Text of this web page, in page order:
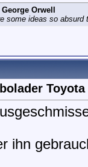
George Orwell
some ideas so
ihn